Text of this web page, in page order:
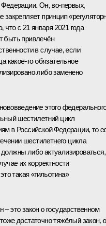
Он, во‑первых,
закрепляет принцип
что с 21 января 2021 года
быть привлечён
в случае, если
какое‑то обязательное
либо заменено
этого
шестилетний цикл
в Российской Федерации, то
шестилетнего цикла
либо актуализироваться,
их корректности
такая «гильотина»
это закон о государственном
достаточно тяжёлый закон,